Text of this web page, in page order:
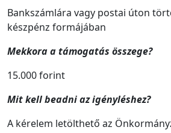
Bankszámlára vagy postai úton
készpénz formájában
Mekkora a támogatás összege?
15.000 forint
Mit kell beadni az igényléshez?
A kérelem letölthető az